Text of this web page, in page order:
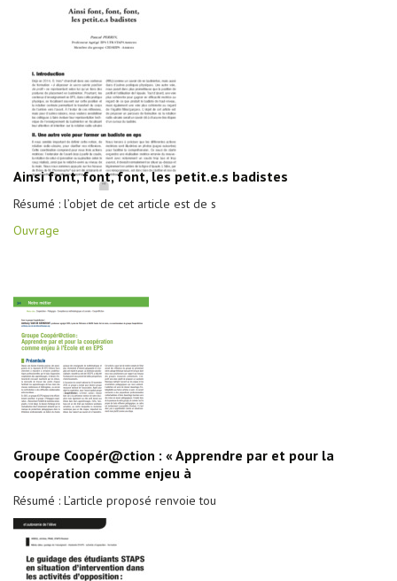
Ainsi font, font, font, les petit.e.s badistes
Résumé : l’objet de cet article est de s
Ouvrage
Groupe Coopér@ction : « Apprendre par et pour la
coopération comme enjeu à
Résumé : L’article proposé renvoie tou